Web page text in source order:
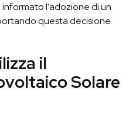
l’adozione di un
questa decisione
il
Solare